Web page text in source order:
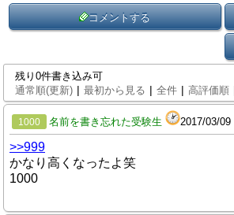
コメントする
残り0件書き込み可
通常順(更新) | 最初から見る | 全件 | 高評価順
1000 名前を書き忘れた受験生 2017/03/09
>>999
かなり高くなったよ笑
1000